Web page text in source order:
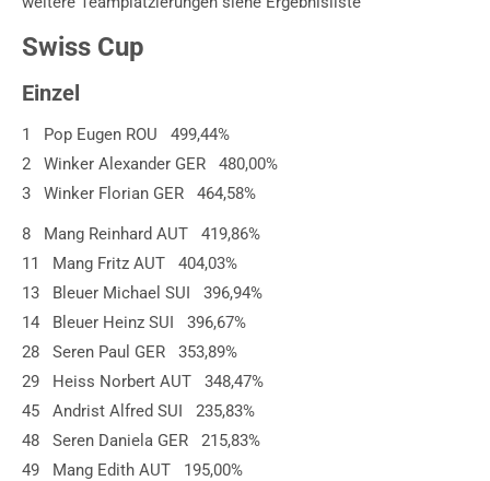
Swiss Cup
Einzel
1 Pop Eugen ROU 499,44%
2 Winker Alexander GER 480,00%
3 Winker Florian GER 464,58%
8 Mang Reinhard AUT 419,86%
11 Mang Fritz AUT 404,03%
13 Bleuer Michael SUI 396,94%
14 Bleuer Heinz SUI 396,67%
28 Seren Paul GER 353,89%
29 Heiss Norbert AUT 348,47%
45 Andrist Alfred SUI 235,83%
48 Seren Daniela GER 215,83%
49 Mang Edith AUT 195,00%